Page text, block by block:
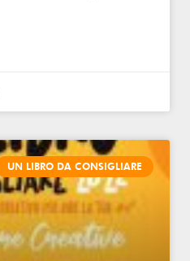
UN LIBRO DA CONSIGLIARE